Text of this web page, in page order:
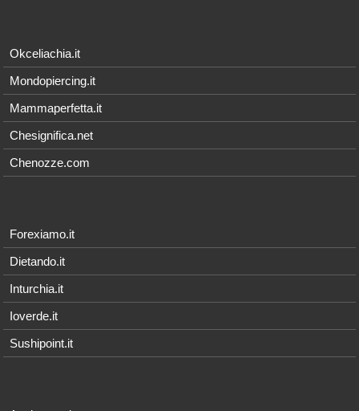
Okceliachia.it
Mondopiercing.it
Mammaperfetta.it
Chesignifica.net
Chenozze.com
Forexiamo.it
Dietando.it
Inturchia.it
Ioverde.it
Sushipoint.it